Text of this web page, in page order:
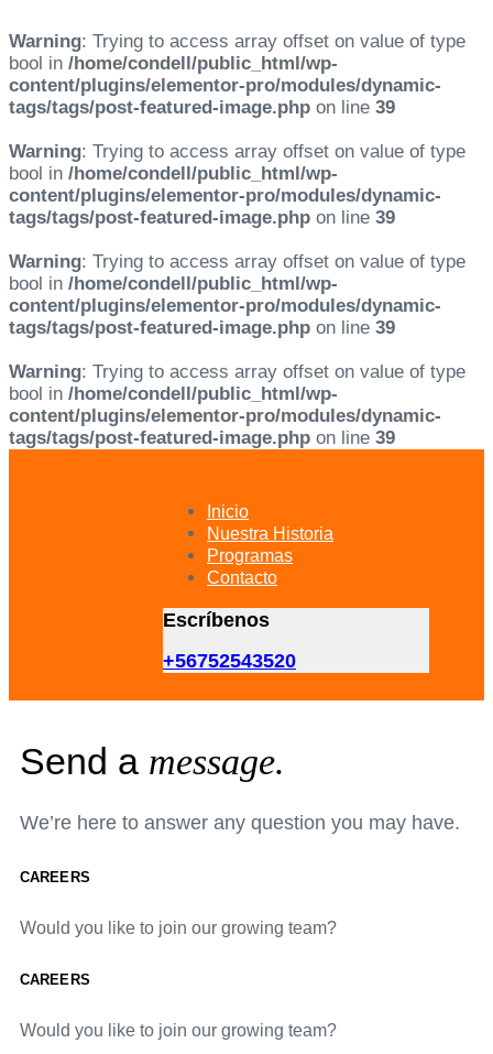
Warning: Trying to access array offset on value of type
bool in /home/condell/public_html/wp-
content/plugins/elementor-pro/modules/dynamic-
tags/tags/post-featured-image.php on line 39
Warning: Trying to access array offset on value of type
bool in /home/condell/public_html/wp-
content/plugins/elementor-pro/modules/dynamic-
tags/tags/post-featured-image.php on line 39
Warning: Trying to access array offset on value of type
bool in /home/condell/public_html/wp-
content/plugins/elementor-pro/modules/dynamic-
tags/tags/post-featured-image.php on line 39
Warning: Trying to access array offset on value of type
bool in /home/condell/public_html/wp-
content/plugins/elementor-pro/modules/dynamic-
tags/tags/post-featured-image.php on line 39
Inicio
Nuestra Historia
Programas
Contacto
Escríbenos
+56752543520
Send a message.
We’re here to answer any question you may have.
CAREERS
Would you like to join our growing team?
CAREERS
Would you like to join our growing team?